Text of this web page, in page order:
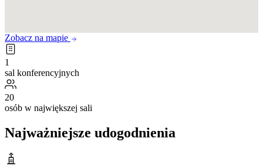
Zobacz na mapie
1
sal konferencyjnych
20
osób w największej sali
Najważniejsze udogodnienia